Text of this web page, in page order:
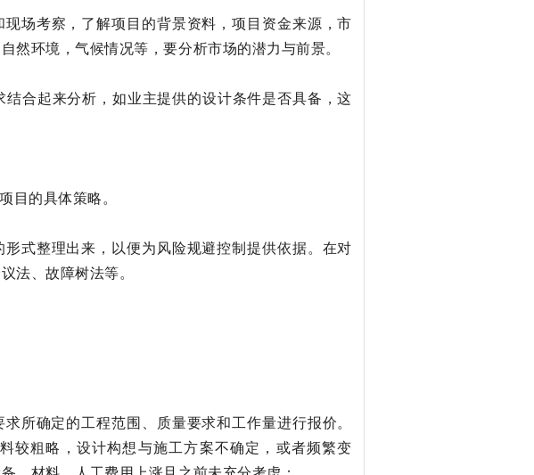
场考察，了解项目的背景资料，项目资金来源，市
环境，气候情况等，要分析市场的潜力与前景。
合起来分析，如业主提供的设计条件是否具备，这
目的具体策略。
式整理出来，以便为风险规避控制提供依据。在对
法、故障树法等。
所确定的工程范围、质量要求和工作量进行报价。
较粗略，设计构想与施工方案不确定，或者频繁变